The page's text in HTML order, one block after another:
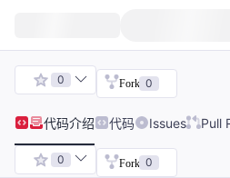
0 Fork 0
代码介绍 代码 Issues Pull
0 Fork 0